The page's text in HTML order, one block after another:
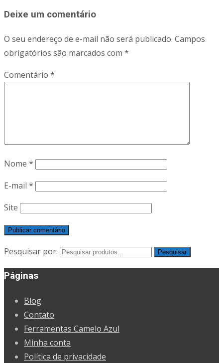
Deixe um comentário
O seu endereço de e-mail não será publicado. Campos
obrigatórios são marcados com *
Comentário *
Nome *
E-mail *
Site
Pesquisar por: Pesquisar
Páginas
Blog
Contato
Ferramentas Camelo Azul
Minha conta
Política de privacidade